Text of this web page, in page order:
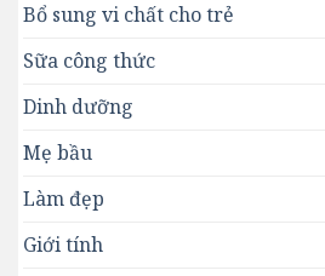
Bổ sung vi chất cho trẻ
Sữa công thức
Dinh dưỡng
Mẹ bầu
Làm đẹp
Giới tính